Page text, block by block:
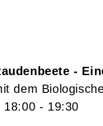
-
dem
18:00 - 19:30